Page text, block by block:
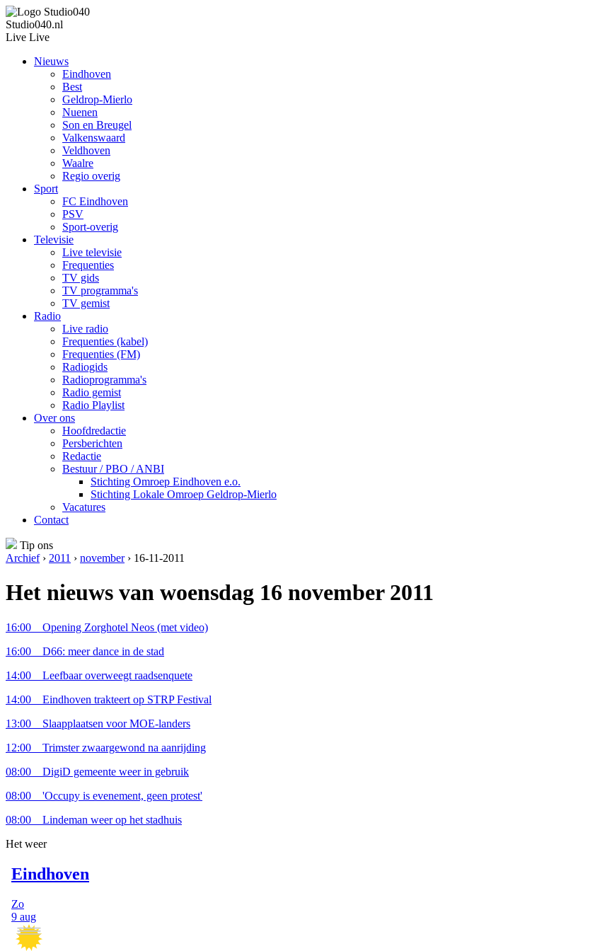
Studio040.nl
Live Live
Nieuws
Eindhoven
Best
Geldrop-Mierlo
Nuenen
Son en Breugel
Valkenswaard
Veldhoven
Waalre
Regio overig
Sport
FC Eindhoven
PSV
Sport-overig
Televisie
Live televisie
Frequenties
TV gids
TV programma's
TV gemist
Radio
Live radio
Frequenties (kabel)
Frequenties (FM)
Radiogids
Radioprogramma's
Radio gemist
Radio Playlist
Over ons
Hoofdredactie
Persberichten
Redactie
Bestuur / PBO / ANBI
Stichting Omroep Eindhoven e.o.
Stichting Lokale Omroep Geldrop-Mierlo
Vacatures
Contact
Tip ons
Archief› 2011 › november› 16-11-2011
Het nieuws van woensdag 16 november 2011
16:00 Opening Zorghotel Neos (met video)
16:00 D66: meer dance in de stad
14:00 Leefbaar overweegt raadsenquete
14:00 Eindhoven trakteert op STRP Festival
13:00 Slaapplaatsen voor MOE-landers
12:00 Trimster zwaargewond na aanrijding
08:00 DigiD gemeente weer in gebruik
08:00 'Occupy is evenement, geen protest'
08:00 Lindeman weer op het stadhuis
Het weer